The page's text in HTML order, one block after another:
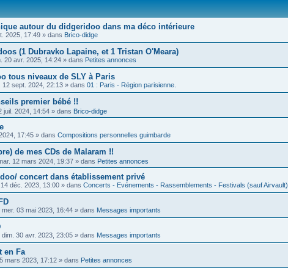
autour du didgeridoo dans ma déco intérieure
2025, 17:49 » dans Brico-didge
(1 Dubravko Lapaine, et 1 Tristan O'Meara)
20 avr. 2025, 14:24 » dans Petites annonces
tous niveaux de SLY à Paris
12 sept. 2024, 22:13 » dans 01 : Paris - Région parisienne.
premier bébé !!
juil. 2024, 14:54 » dans Brico-didge
17:45 » dans Compositions personnelles guimbarde
de mes CDs de Malaram !!
12 mars 2024, 19:37 » dans Petites annonces
concert dans établissement privé
déc. 2023, 13:00 » dans Concerts - Evénements - Rassemblements - Festivals (sauf Airvault)
mer. 03 mai 2023, 16:44 » dans Messages importants
dim. 30 avr. 2023, 23:05 » dans Messages importants
en Fa
mars 2023, 17:12 » dans Petites annonces